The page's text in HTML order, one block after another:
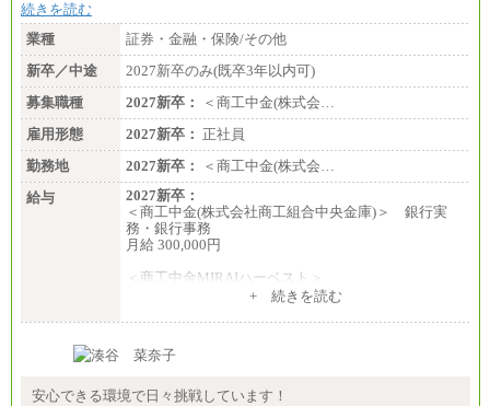
続きを読む
業種
証券・金融・保険/その他
新卒／中途
2027新卒のみ(既卒3年以内可)
募集職種
2027新卒：
＜商工中金(株式会…
雇用形態
2027新卒： 正社員
勤務地
2027新卒：
＜商工中金(株式会…
給与
2027新卒：
＜商工中金(株式会社商工組合中央金庫)＞ 銀行実
務・銀行事務
月給 300,000円
＜商工中金MIRAIハーベスト＞
+ 続きを読む
安心できる環境で日々挑戦しています！